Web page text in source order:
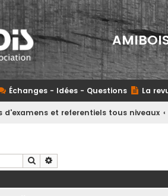
Échanges - Idées - Questions La
d'examens et referentiels tous niveaux
Rechercher